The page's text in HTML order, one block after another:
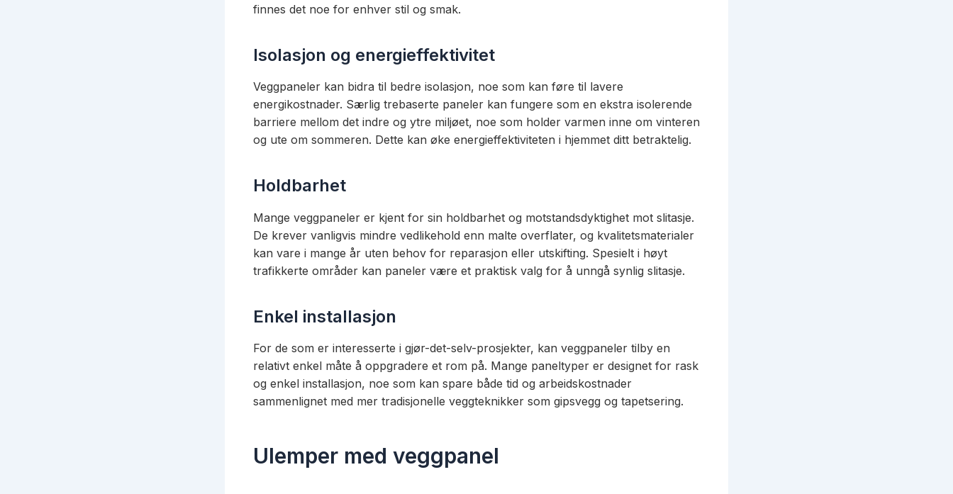
finnes det noe for enhver stil og smak.
Isolasjon og energieffektivitet
Veggpaneler kan bidra til bedre isolasjon, noe som kan føre til lavere
energikostnader. Særlig trebaserte paneler kan fungere som en ekstra isolerende
barriere mellom det indre og ytre miljøet, noe som holder varmen inne om vinteren
og ute om sommeren. Dette kan øke energieffektiviteten i hjemmet ditt betraktelig.
Holdbarhet
Mange veggpaneler er kjent for sin holdbarhet og motstandsdyktighet mot slitasje.
De krever vanligvis mindre vedlikehold enn malte overflater, og kvalitetsmaterialer
kan vare i mange år uten behov for reparasjon eller utskifting. Spesielt i høyt
trafikkerte områder kan paneler være et praktisk valg for å unngå synlig slitasje.
Enkel installasjon
For de som er interesserte i gjør-det-selv-prosjekter, kan veggpaneler tilby en
relativt enkel måte å oppgradere et rom på. Mange paneltyper er designet for rask
og enkel installasjon, noe som kan spare både tid og arbeidskostnader
sammenlignet med mer tradisjonelle veggteknikker som gipsvegg og tapetsering.
Ulemper med veggpanel